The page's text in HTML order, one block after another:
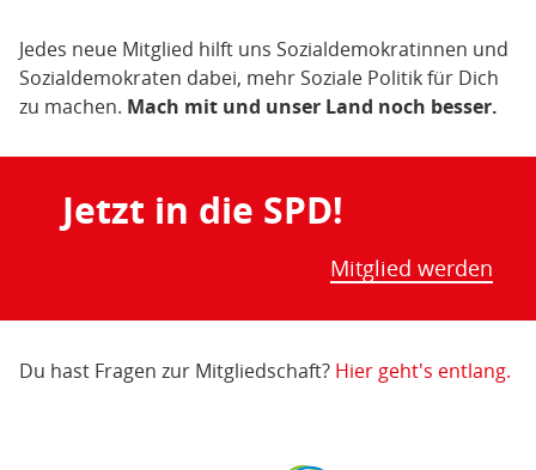
Jedes neue Mitglied hilft uns Sozialdemokratinnen und
Sozialdemokraten dabei, mehr Soziale Politik für Dich
zu machen. Mach mit und unser Land noch besser.
Jetzt in die SPD!
Mitglied werden
Du hast Fragen zur Mitgliedschaft? Hier geht's entlang.